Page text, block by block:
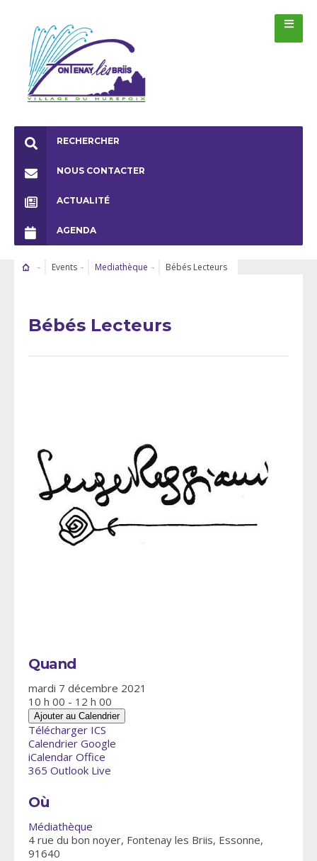
RECHERCHER
NOUS CONTACTER
ACTUALITÉ
AGENDA
Events Mediathèque Bébés Lecteurs
Bébés Lecteurs
Quand
mardi 7 décembre 2021
10 h 00 - 12 h 00
Ajouter au Calendrier
Télécharger ICS
Calendrier Google
iCalendar Office
365 Outlook Live
Où
Médiathèque
4 rue du bon noyer, Fontenay les Briis, Essonne,
91640